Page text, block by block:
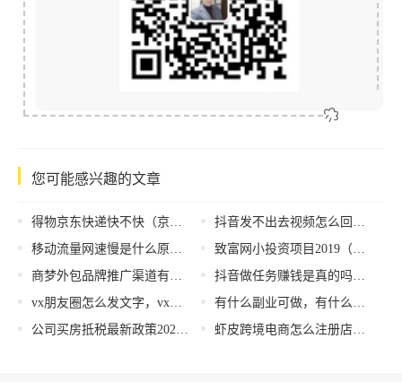
您可能感兴趣的文章
得物京东快递快不快（京东快递快不快上饶到婺源）
移动流量网速慢是什么原因，移动流量网速慢是什么原因造成的？
商梦外包品牌推广渠道有哪些？企业如何借力提升品牌影响力？
vx朋友圈怎么发文字，vx朋友圈怎么发文字不发图片？
公司买房抵税最新政策2022（公司买房和个人买房哪个划算）
抖音发不出去视频怎么回事，视频无法上传抖音？
致富网小投资项目2019（致富网小投资项目2020手工制作）
抖音做任务赚钱是真的吗，抖音做任务是真是假
有什么副业可做，有什么副业可以干的
虾皮跨境电商怎么注册店铺，虾皮跨境电商怎么注册店铺需要什么资料？